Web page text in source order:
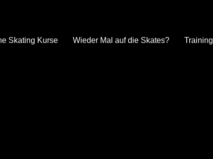
Skating Kurse Wieder Mal auf die Skates? Training